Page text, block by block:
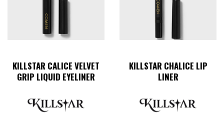
KILLSTAR CALICE VELVET
GRIP LIQUID EYELINER
KILLSTAR CHALICE LIP
LINER